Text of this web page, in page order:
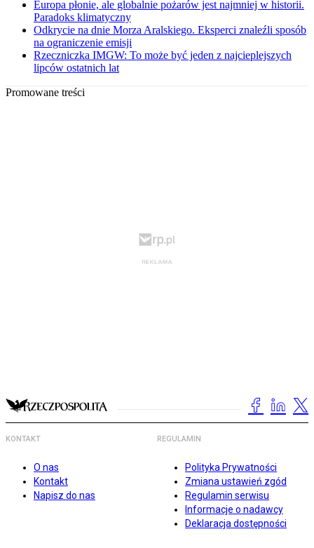
Europa płonie, ale globalnie pożarów jest najmniej w historii.
Paradoks klimatyczny
Odkrycie na dnie Morza Aralskiego. Eksperci znaleźli sposób
na ograniczenie emisji
Rzeczniczka IMGW: To może być jeden z najcieplejszych
lipców ostatnich lat
Promowane treści
KONTAKT
O nas
Kontakt
Napisz do nas
REGULAMIN
Polityka Prywatności
Zmiana ustawień zgód
Regulamin serwisu
Informacje o nadawcy
Deklaracja dostępności